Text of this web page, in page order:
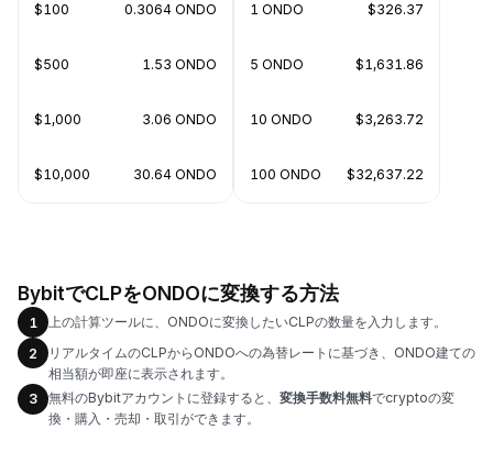
$100 0.3064 ONDO
$500 1.53 ONDO
$1,000 3.06 ONDO
$10,000 30.64 ONDO
1 ONDO $326.37
5 ONDO $1,631.86
10 ONDO $3,263.72
100 ONDO $32,637.22
BybitでCLPをONDOに変換する方法
1
上の計算ツールに、ONDOに変換したいCLPの数量を入力します。
2
リアルタイムのCLPからONDOへの為替レートに基づき、ONDO建ての
相当額が即座に表示されます。
3
無料のBybitアカウントに登録すると、 変換手数料無料でcryptoの変
換・購入・売却・取引ができます。